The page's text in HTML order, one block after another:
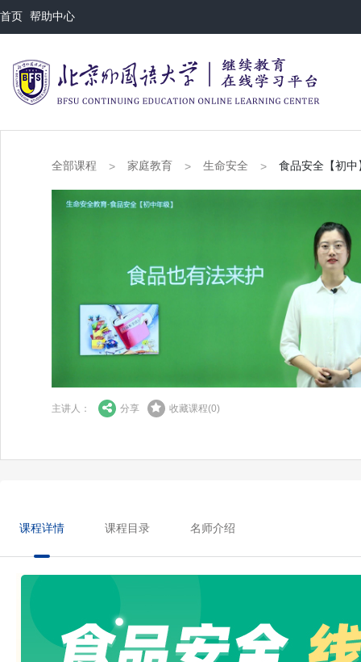
首页 帮助中心
全部课程 > 家庭教育 > 生命安全 > 食品安全【初中
主讲人： 分享 收藏课程(0)
课程详情 课程目录 名师介绍